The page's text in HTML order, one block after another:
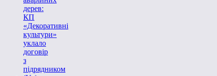
дерев:
КП
«Декоративні
культури»
уклало
договір
з
підрядником